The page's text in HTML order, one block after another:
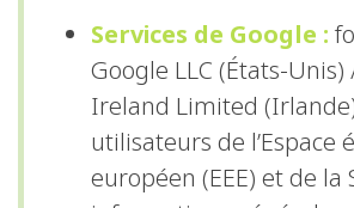
Services de Google :
Google LLC (États-
Ireland Limited
utilisateurs de l’Espace
européen (EEE) et de la